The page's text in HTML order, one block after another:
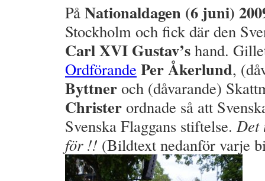
På Nationaldagen (6 juni)
Stockholm och fick där den
Carl XVI Gustav’s hand.
Ordförande Per Åkerlund,
Byttner och (dåvarande)
Christer ordnade så att
Svenska Flaggans stiftelse. Det
för !! (Bildtext nedanför varje